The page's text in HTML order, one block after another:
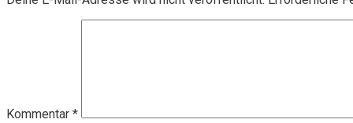
Kommentar *